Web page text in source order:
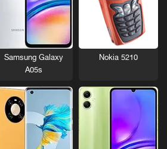
Nokia 5210
Samsung Galaxy
A05s